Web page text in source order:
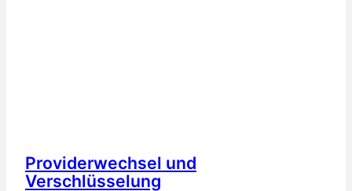
Providerwechsel und
Verschlüsselung